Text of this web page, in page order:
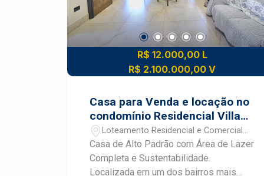
R$ 12.000,00 L
R$ 2.100.000,00 V
Casa para Venda e locação no
condomínio Residencial Villa
D`Áquila
Loteamento Residencial e Comercial
Villa D`Aquila - Piracicaba/SP
Casa de Alto Padrão com Área de Lazer
Completa e Sustentabilidade.
Localizada em um dos bairros mais